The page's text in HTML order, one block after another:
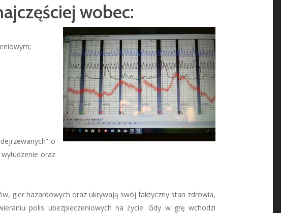
wobec:
o
oraz
gier hazardowych oraz ukrywają swój faktyczny stan zdrowia,
polis ubezpieczeniowych na życie. Gdy w grę wchodzi